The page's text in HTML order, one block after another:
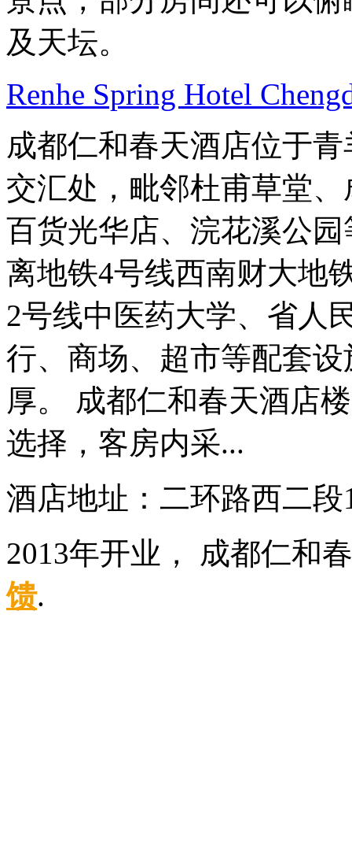
及天坛。
Renhe Spring Hotel
成都仁和春天酒店位于
交汇处，毗邻杜甫草堂
百货光华店、浣花溪公
离地铁4号线西南财大地
2号线中医药大学、省人
行、商场、超市等配套
厚。 成都仁和春天酒店
选择，客房内采...
酒店地址：二环路西二
2013年开业， 成都仁
馈.